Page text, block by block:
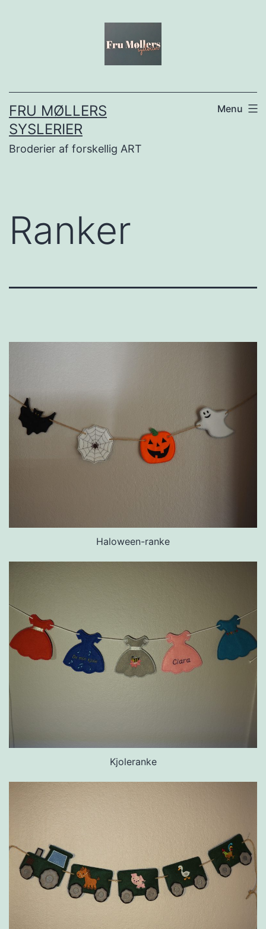
FRU MØLLERS
SYSLERIER
Broderier af forskellig ART
Menu
Ranker
Haloween-ranke
Kjoleranke